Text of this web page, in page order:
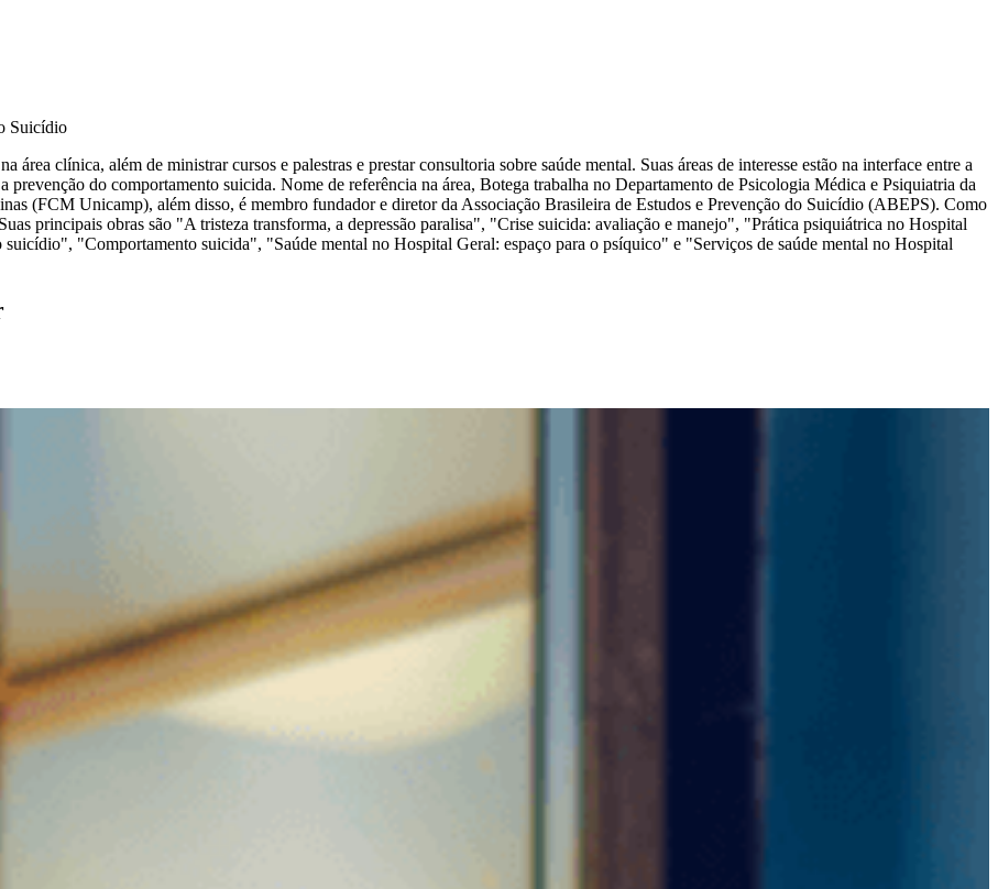
Suicídio
clínica, além de ministrar cursos e palestras e prestar consultoria sobre saúde mental. Suas áreas de interesse estão na interface entre a
prevenção do comportamento suicida. Nome de referência na área, Botega trabalha no Departamento de Psicologia Médica e Psiquiatria da
(FCM Unicamp), além disso, é membro fundador e diretor da Associação Brasileira de Estudos e Prevenção do Suicídio (ABEPS). Como
principais obras são "A tristeza transforma, a depressão paralisa", "Crise suicida: avaliação e manejo", "Prática psiquiátrica no Hospital
"Comportamento suicida", "Saúde mental no Hospital Geral: espaço para o psíquico" e "Serviços de saúde mental no Hospital